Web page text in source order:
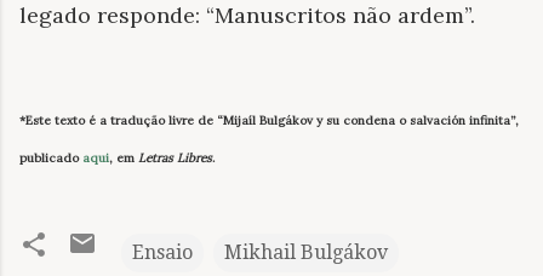
legado responde: “Manuscritos não ardem”.
*Este texto é a tradução livre de “Mijaíl Bulgákov y su condena o salvación infinita”,
publicado aqui, em Letras Libres.
Ensaio Mikhail Bulgákov